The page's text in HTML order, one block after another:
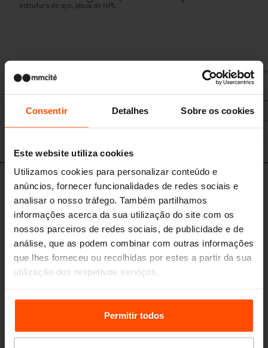
Consentir Detalhes Sobre os cookies
Este website utiliza cookies
Utilizamos cookies para personalizar conteúdo e
anúncios, fornecer funcionalidades de redes sociais e
analisar o nosso tráfego. Também partilhamos
informações acerca da sua utilização do site com os
nossos parceiros de redes sociais, de publicidade e de
análise, que as podem combinar com outras informações
que lhes forneceu ou recolhidas por estes a partir da sua
utilização dos respetivos serviços.
Para mais informações, por favor visitePrinciples
Relating to the Processing Personal Data.
Permitir todos
estrutura de aço, placa de HPL
Design set